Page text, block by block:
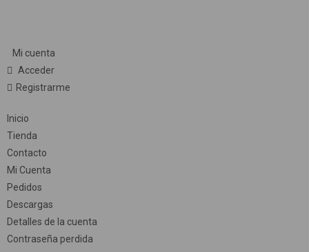
Mi cuenta
Acceder
Registrarme
Inicio
Tienda
Contacto
Mi Cuenta
Pedidos
Descargas
Detalles de la cuenta
Contraseña perdida